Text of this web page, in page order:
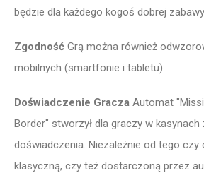
będzie dla każdego kogoś dobrej
Zgodność Grą można również
mobilnych (smartfonie i tabletu).
Doświadczenie Gracza Automat
Border" stworzył dla graczy w kasynach
doświadczenia. Niezależnie od tego czy
klasyczną, czy też dostarczoną przez